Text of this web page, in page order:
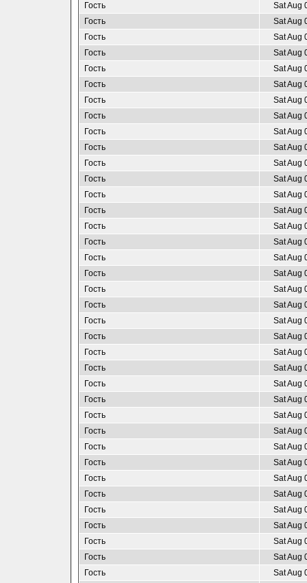
Гость
Sat Aug
Гость
Sat Aug
Гость
Sat Aug
Гость
Sat Aug
Гость
Sat Aug
Гость
Sat Aug
Гость
Sat Aug
Гость
Sat Aug
Гость
Sat Aug
Гость
Sat Aug
Гость
Sat Aug
Гость
Sat Aug
Гость
Sat Aug
Гость
Sat Aug
Гость
Sat Aug
Гость
Sat Aug
Гость
Sat Aug
Гость
Sat Aug
Гость
Sat Aug
Гость
Sat Aug
Гость
Sat Aug
Гость
Sat Aug
Гость
Sat Aug
Гость
Sat Aug
Гость
Sat Aug
Гость
Sat Aug
Гость
Sat Aug
Гость
Sat Aug
Гость
Sat Aug
Гость
Sat Aug
Гость
Sat Aug
Гость
Sat Aug
Гость
Sat Aug
Гость
Sat Aug
Гость
Sat Aug
Гость
Sat Aug
Гость
Sat Aug